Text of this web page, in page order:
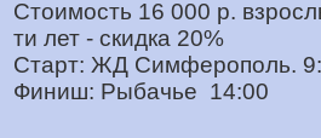
Стоимость 16 000 р.
ти лет - скидка 20%
Старт: ЖД Симферополь.
Финиш: Рыбачье 14:00